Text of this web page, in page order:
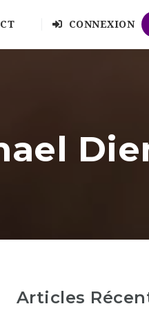
CONNEXION
Articles